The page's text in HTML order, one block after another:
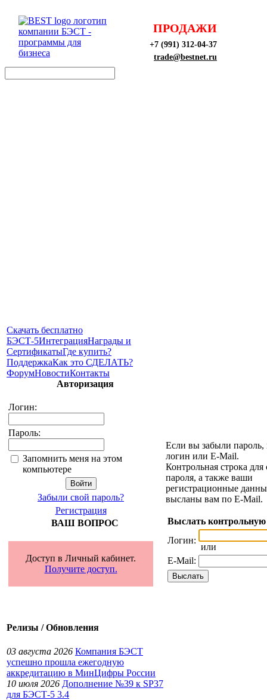
ПРОДАЖИ
+7 (991) 312-04-37
trade@bestnet.ru
Скачать бесплатно
БЭСТ-5ИнтеграцияНаграды и
СертификатыГде купить?
ПоддержкаКак это СДЕЛАТЬ?
ФорумНовостиКонтакты
Авторизация
Логин:
Пароль:
Запомнить меня на этом
компьютере
Забыли свой пароль?
Регистрация
ВАШ ВОПРОС
Доступ в Личный кабинет.
Получите доступ.
Релизы / Обновления
03 августа 2026 Компания БЭСТ
успешно прошла ежегодную
аккредитацию в МинЦифры России
10 июля 2026 Дополнение №39 к SP37
для БЭСТ-5 3.4
Если вы забыли пароль,
логин или E-Mail.
Контрольная строка
пароля, а также ваши
регистрационные
высланы вам по E-Mail.
Выслать контрольную
Логин:
или
E-Mail: